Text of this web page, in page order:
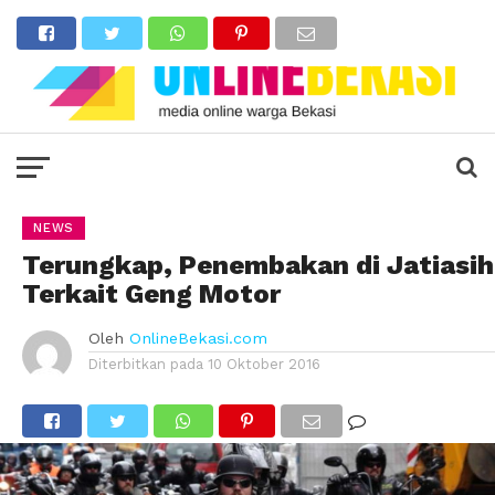
NEWS
Terungkap, Penembakan di Jatiasih
Terkait Geng Motor
Oleh OnlineBekasi.com
Diterbitkan pada 10 Oktober 2016